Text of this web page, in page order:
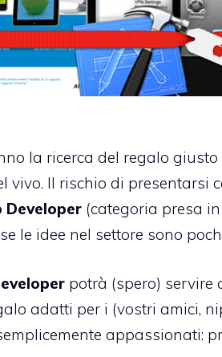
la ricerca del regalo
vivo. Il rischio di presentarsi
Developer (categoria presa
le idee nel settore sono
potrà (spero) servire
adatti per i (vostri amici,
appassionati: